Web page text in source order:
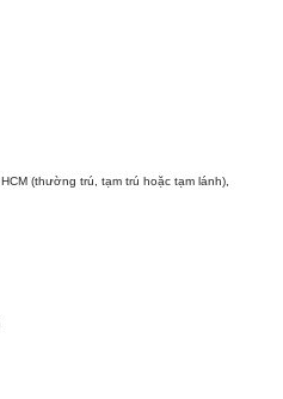
(thường trú, tạm trú hoặc tạm lánh),